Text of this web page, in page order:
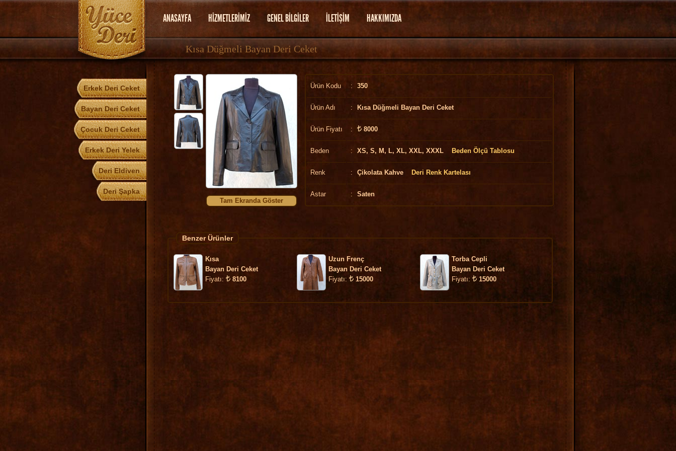
ANASAYFA HİZMETLERİMİZ GENEL BİLGİLER İLETİŞİM HAKKIMIZDA
Kısa Düğmeli Bayan Deri Ceket
Erkek Deri Ceket
Bayan Deri Ceket
Çocuk Deri Ceket
Erkek Deri Yelek
Deri Eldiven
Deri Şapka
Tam Ekranda Göster
Ürün Kodu : 350
Ürün Adı : Kısa Düğmeli Bayan Deri Ceket
Ürün Fiyatı : 8000
Beden : XS, S, M, L, XL, XXL, XXXL Beden Ölçü Tablosu
Renk : Çikolata Kahve Deri Renk Kartelası
Astar : Saten
Benzer Ürünler
Kısa
Bayan Deri Ceket
Fiyatı:
8100
Uzun Frenç
Bayan Deri Ceket
Fiyatı:
15000
Torba Cepli
Bayan Deri Ceket
Fiyatı:
15000